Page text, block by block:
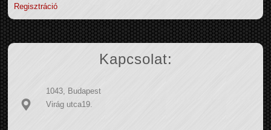
Regisztráció
Kapcsolat:
1043, Budapest
Virág utca19.